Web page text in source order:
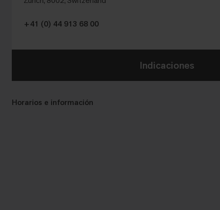
+41 (0) 44 913 68 00
Indicaciones
Horarios e información